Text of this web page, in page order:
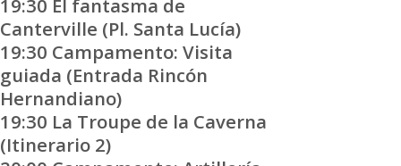
19:30 El fantasma de
Canterville (Pl. Santa Lucía)
19:30 Campamento: Visita
guiada (Entrada Rincón
Hernandiano)
19:30 La Troupe de la Caverna
(Itinerario 2)